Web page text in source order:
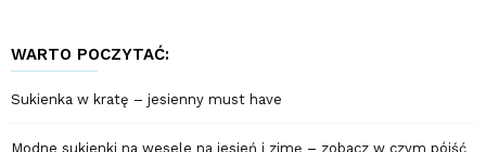
WARTO POCZYTAĆ:
Sukienka w kratę – jesienny must have
Modne sukienki na wesele na jesień i zimę – zobacz w czym pójść